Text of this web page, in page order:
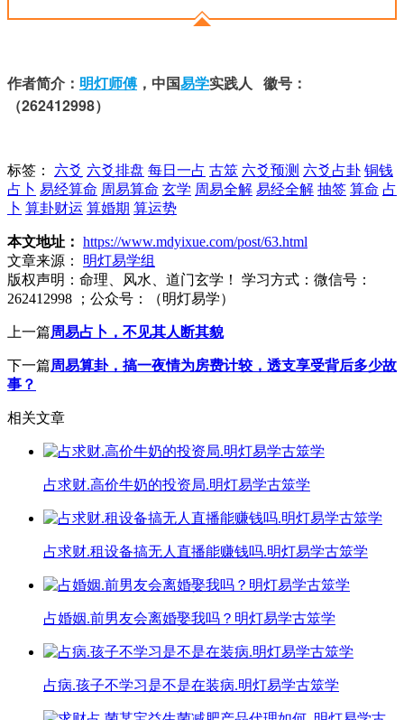
作者简介： 明灯师傅，中国易学实践人   徽号：
（262412998）
标签： 六爻 六爻排盘 每日一占 古筮 六爻预测 六爻占卦 铜钱
占卜 易经算命 周易算命 玄学 周易全解 易经全解 抽签 算命 占
卜 算卦财运 算婚期 算运势
本文地址： https://www.mdyixue.com/post/63.html
文章来源：
明灯易学组
版权声明： 命理、风水、道门玄学！ 学习方式：微信号：
262412998 ；公众号：（明灯易学）
上一篇周易占卜，不见其人断其貌
下一篇周易算卦，搞一夜情为房费计较，透支享受背后多少故
事？
相关文章
占求财.高价牛奶的投资局.明灯易学古筮学
占求财.租设备搞无人直播能赚钱吗.明灯易学古筮学
占婚姻.前男友会离婚娶我吗？明灯易学古筮学
占病.孩子不学习是不是在装病.明灯易学古筮学